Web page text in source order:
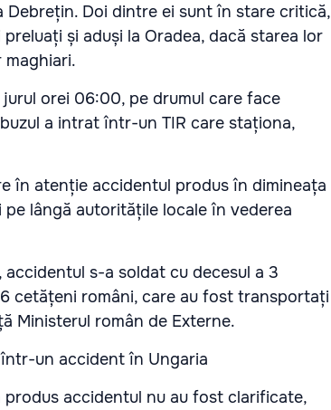
Doi dintre ei sunt în stare critică,
și aduși la Oradea, dacă starea lor
maghiari.
orei 06:00, pe drumul care face
a intrat într-un TIR care staționa,
în atenție accidentul produs în dimineața
lângă autoritățile locale în vederea
s-a soldat cu decesul a 3
cetățeni români, care au fost transportați
Ministerul român de Externe.
accidentul nu au fost clarificate,